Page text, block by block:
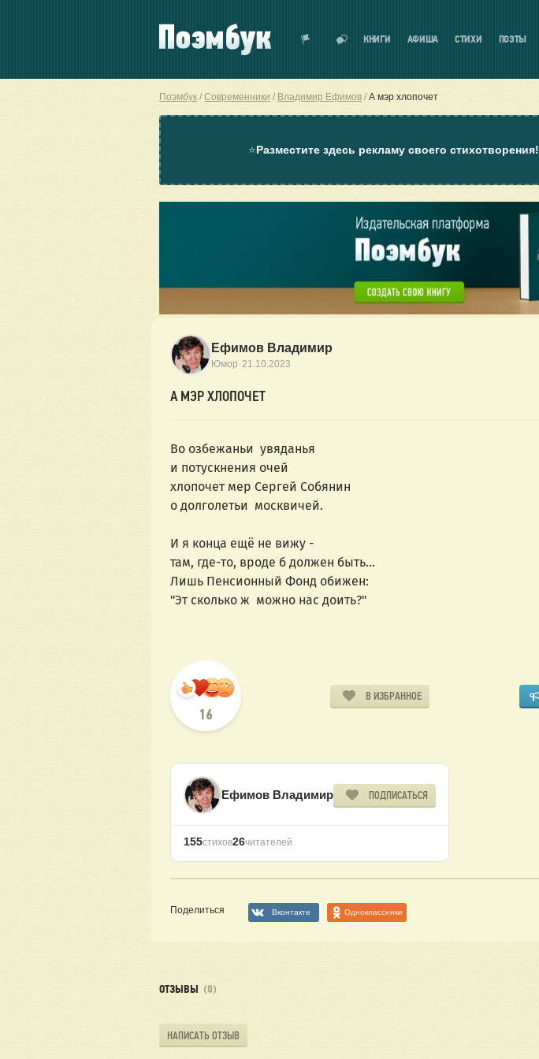
КНИГИ АФИША СТИХИ ПОЭТЫ
Поэмбук Современники Владимир Ефимов А мэр хлопочет
⭐Разместите здесь рекламу своего стихотворения!
Ефимов Владимир
Юмор ·21.10.2023
А МЭР ХЛОПОЧЕТ
Во озбежаньи  увяданья
и потускнения очей
хлопочет мер Сергей Собянин
о долголетьи  москвичей.
И я конца ещё не вижу -
там, где-то, вроде б должен быть...
Лишь Пенсионный Фонд обижен:
"Эт сколько ж  можно нас доить?"
16
В ИЗБРАННОЕ
Ефимов Владимир ПОДПИСАТЬСЯ
155стихов26читателей
Поделиться Вконтакте Одноклассники
ОТЗЫВЫ (0)
НАПИСАТЬ ОТЗЫВ